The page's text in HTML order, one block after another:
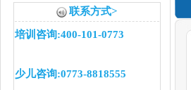
联系方式>
培训咨询:400-101-0773
少儿咨询:0773-8818555